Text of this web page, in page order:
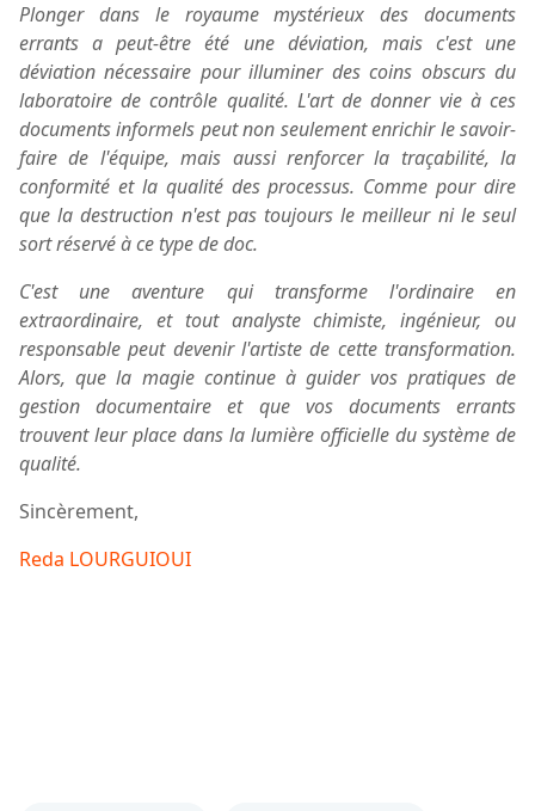
Plonger dans le royaume mystérieux des documents
errants a peut-être été une déviation, mais c'est une
déviation nécessaire pour illuminer des coins obscurs du
laboratoire de contrôle qualité. L'art de donner vie à ces
documents informels peut non seulement enrichir le savoir-
faire de l'équipe, mais aussi renforcer la traçabilité, la
conformité et la qualité des processus. Comme pour dire
que la destruction n'est pas toujours le meilleur ni le seul
sort réservé à ce type de doc.
C'est une aventure qui transforme l'ordinaire en
extraordinaire, et tout analyste chimiste, ingénieur, ou
responsable peut devenir l'artiste de cette transformation.
Alors, que la magie continue à guider vos pratiques de
gestion documentaire et que vos documents errants
trouvent leur place dans la lumière officielle du système de
qualité.
Sincèrement,
Reda LOURGUIOUI